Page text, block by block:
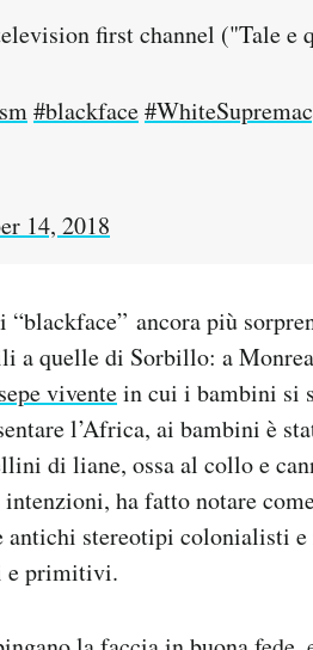
first channel ("Tale e
#blackface
14, 2018
“blackface” ancora più
a quelle di Sorbillo: a
viventein cui i bambini si
l’Africa, ai bambini è
di liane, ossa al collo e
ha fatto notare
antichi stereotipi colonialisti
e primitivi.